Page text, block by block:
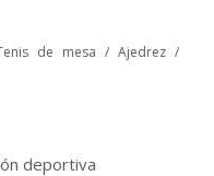
de mesa / Ajedrez /
deportiva